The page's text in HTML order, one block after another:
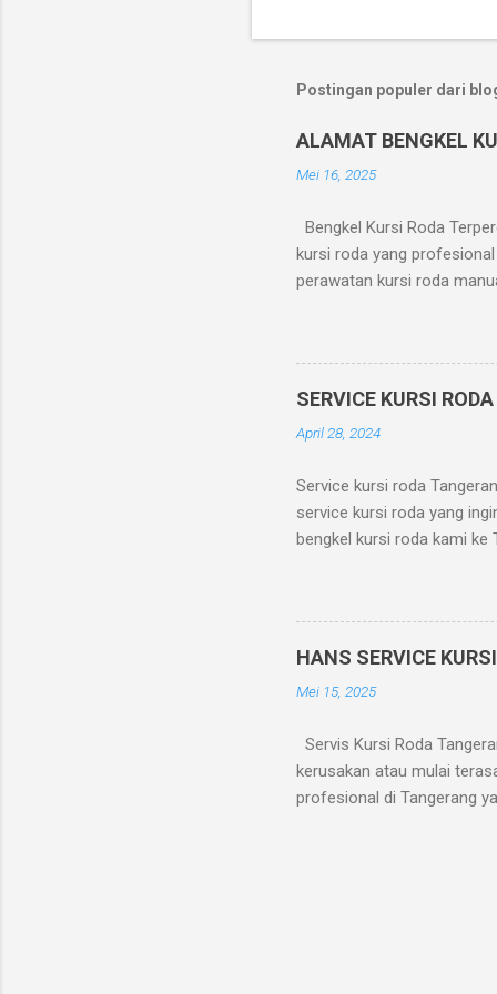
Postingan populer dari
ALAMAT BENGKEL
Mei 16, 2025
Bengkel Kursi Roda
kursi roda yang
perawatan kursi roda
motor kursi roda elektrik
Kursi Roda Jl. Dr.
– 18.00 WIB Kenapa
digunakan? Jangan tunggu
SERVICE KURSI
April 28, 2024
Service kursi roda
service kursi roda yang
bengkel kursi roda kami ke
menyediakan layanan
apabila pesanan diterima
day atau pesanan sehari
8088.
HANS SERVICE
Mei 15, 2025
Servis Kursi Roda
kerusakan atau mulai
profesional di Tangerang
roda bisa mengalami